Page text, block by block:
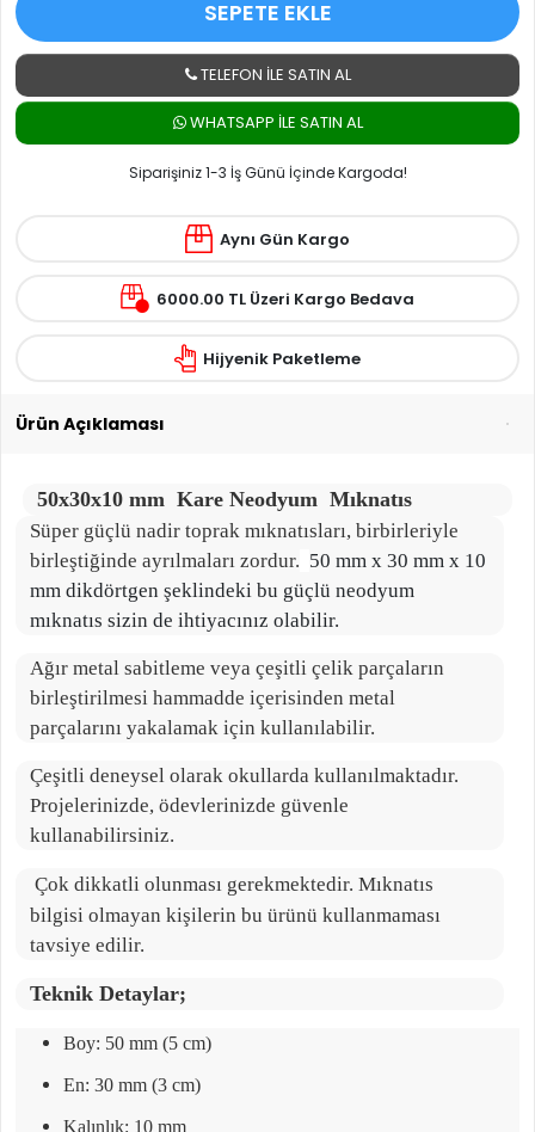
SEPETE EKLE
TELEFON İLE SATIN AL
WHATSAPP ILE SATIN AL
Siparişiniz 1-3 İş Günü İçinde Kargoda!
Aynı Gün Kargo
6000.00 TL Üzeri Kargo Bedava
Hijyenik Paketleme
Ürün Açıklaması
50x30x10 mm Kare Neodyum Mıknatıs
Süper güçlü nadir toprak mıknatısları, birbirleriyle
birleştiğinde ayrılmaları zordur. 50 mm x 30 mm x 10
mm dikdörtgen şeklindeki bu güçlü neodyum
mıknatıs sizin de ihtiyacınız olabilir.
Ağır metal sabitleme veya çeşitli çelik parçaların
birleştirilmesi hammadde içerisinden metal
parçalarını yakalamak için kullanılabilir.
Çeşitli deneysel olarak okullarda kullanılmaktadır.
Projelerinizde, ödevlerinizde güvenle
kullanabilirsiniz.
Çok dikkatli olunması gerekmektedir. Mıknatıs
bilgisi olmayan kişilerin bu ürünü kullanmaması
tavsiye edilir.
Teknik Detaylar;
Boy: 50 mm (5 cm)
En: 30 mm (3 cm)
Kalınlık: 10 mm